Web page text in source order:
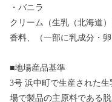
・バニラ
クリーム（生乳（北海道
香料、（一部に乳成分・卵
■地場産品基準
3号 浜中町で生産された
場で製品の主原料である